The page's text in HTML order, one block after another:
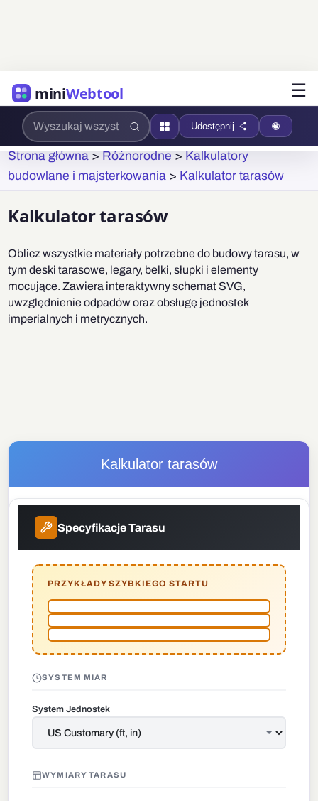
miniWebtool ☰
Udostępnij
Strona główna > Różnorodne > Kalkulatory
budowlane i majsterkowania > Kalkulator tarasów
Kalkulator tarasów
Oblicz wszystkie materiały potrzebne do budowy tarasu, w
tym deski tarasowe, legary, belki, słupki i elementy
mocujące. Zawiera interaktywny schemat SVG,
uwzględnienie odpadów oraz obsługę jednostek
imperialnych i metrycznych.
Kalkulator tarasów
Specyfikacje Tarasu
PRZYKŁADY SZYBKIEGO STARTU
SYSTEM MIAR
System Jednostek
WYMIARY TARASU